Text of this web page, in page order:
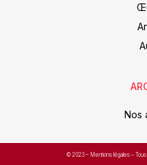
Nos
© 2023 – Mentions légales –